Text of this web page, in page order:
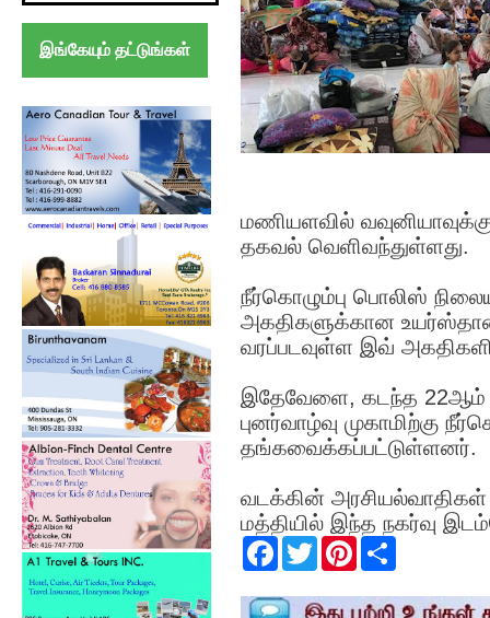
இங்கேயும் தட்டுங்கள்
மணியளவில்
தகவல் வெளிவந்துள்ளது.
நீர்கொழும்பு பொலிஸ்
அகதிகளுக்கான
வரப்படவுள்ள இவ்
இதேவேளை, கடந்த 22ஆம்
புனர்வாழ்வு முகாமிற்கு
தங்கவைக்கப்பட்டுள்ளனர்.
வடக்கின் அரசியல்வாதிகள்
மத்தியில் இந்த நகர்வு
F
e
b
T
w
t
t
P
t
e
r
e